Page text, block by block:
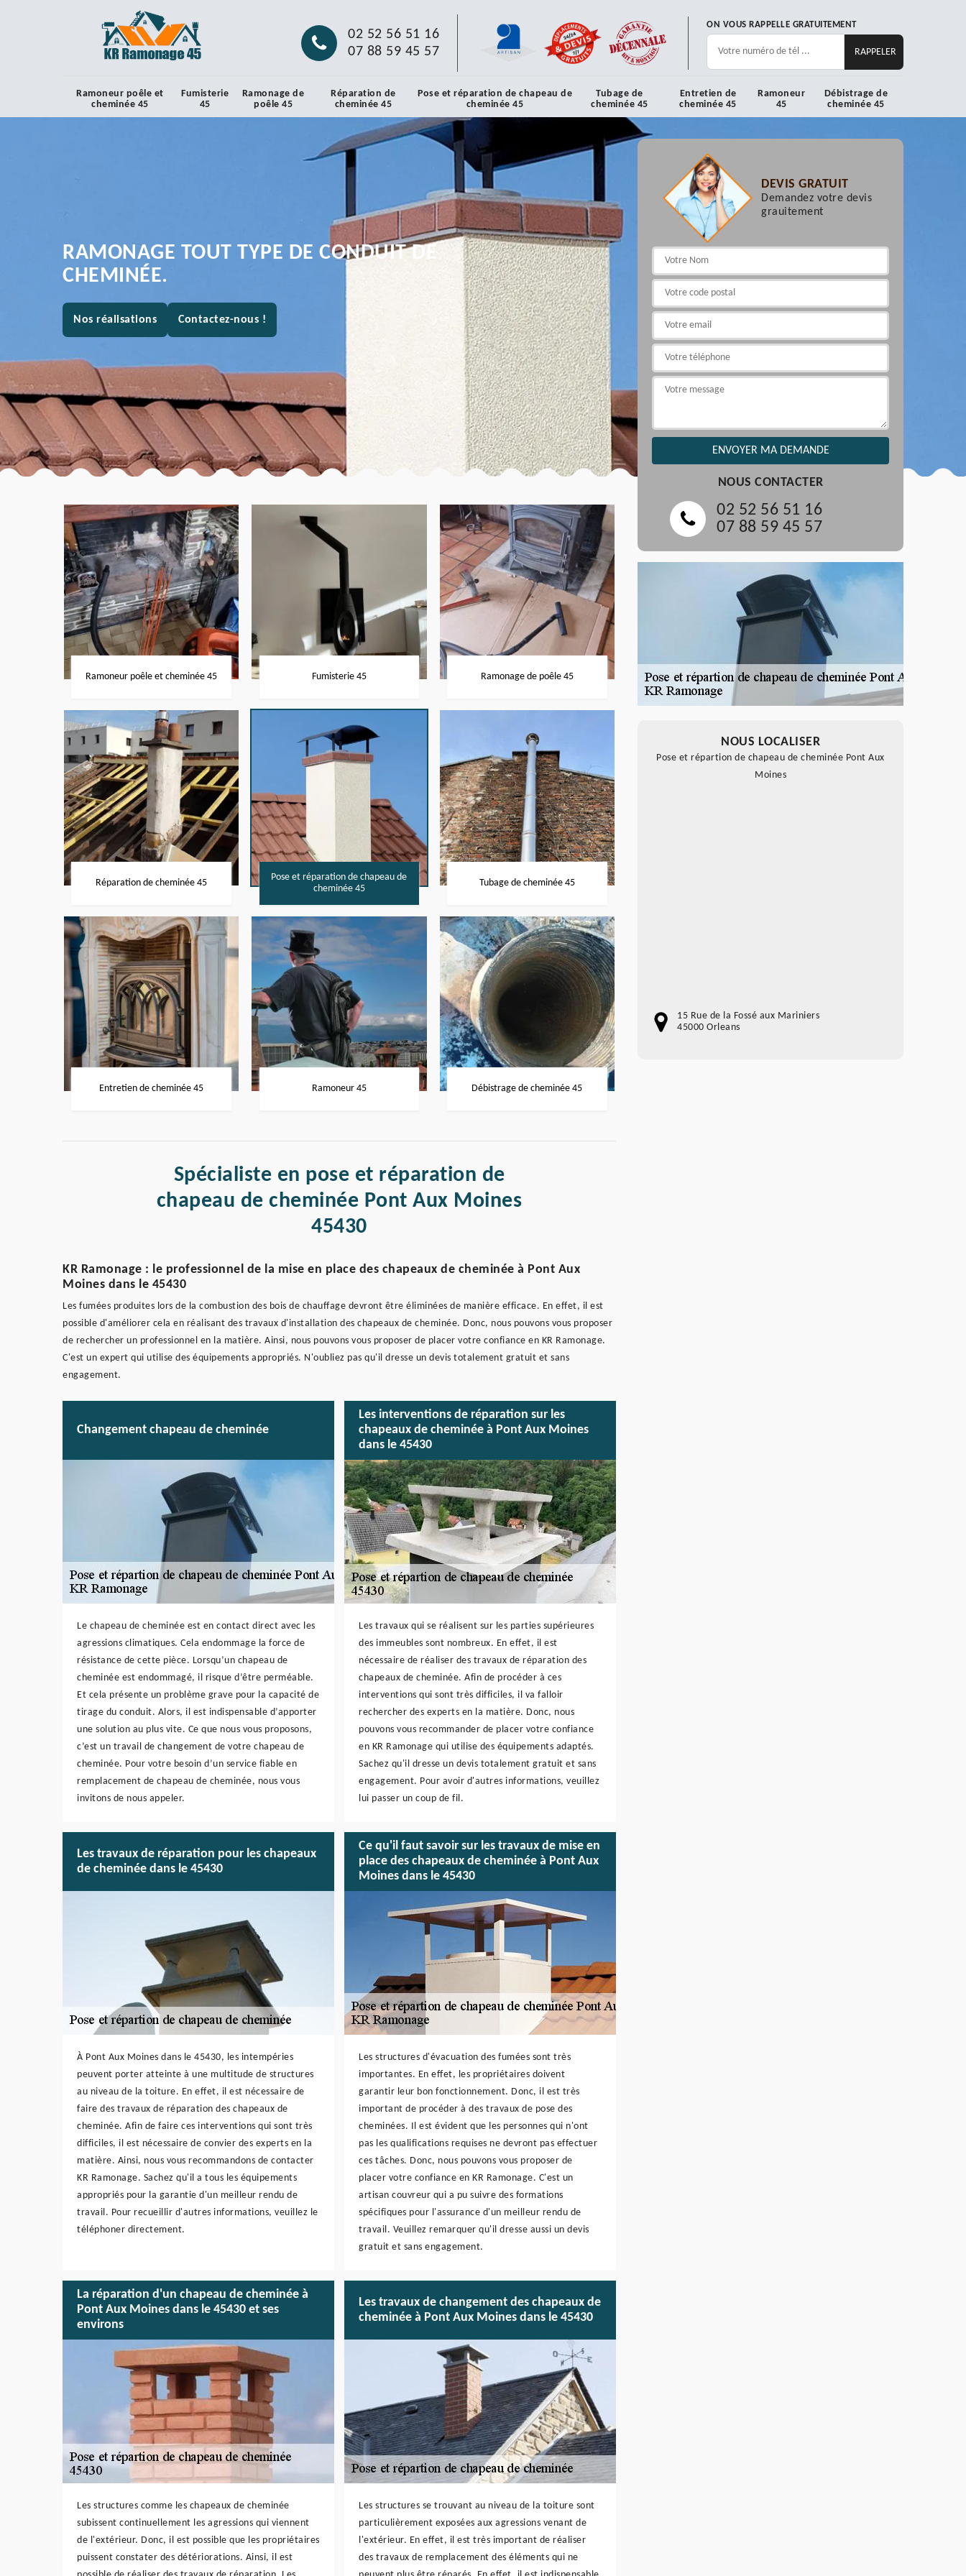
02 52 56 51 16
07 88 59 45 57
ON VOUS RAPPELLE GRATUITEMENT
Ramoneur poêle et
cheminée 45
Fumisterie
45
Ramonage de
poêle 45
Réparation de
cheminée 45
Pose et réparation de chapeau de
cheminée 45
Tubage de
cheminée 45
Entretien de
cheminée 45
Ramoneur
45
Débistrage de
cheminée 45
RAMONAGE TOUT TYPE DE CONDUIT DE
CHEMINÉE.
Nos réalisations Contactez-nous !
Ramoneur poêle et cheminée 45 Fumisterie 45 Ramonage de poêle 45
Réparation de cheminée 45
Pose et réparation de chapeau de
cheminée 45
Tubage de cheminée 45
Entretien de cheminée 45 Ramoneur 45 Débistrage de cheminée 45
Spécialiste en pose et réparation de
chapeau de cheminée Pont Aux Moines
45430
KR Ramonage : le professionnel de la mise en place des chapeaux de cheminée à Pont Aux
Moines dans le 45430
Les fumées produites lors de la combustion des bois de chauffage devront être éliminées de manière efficace. En effet, il est
possible d'améliorer cela en réalisant des travaux d'installation des chapeaux de cheminée. Donc, nous pouvons vous proposer
de rechercher un professionnel en la matière. Ainsi, nous pouvons vous proposer de placer votre confiance en KR Ramonage.
C'est un expert qui utilise des équipements appropriés. N'oubliez pas qu'il dresse un devis totalement gratuit et sans
engagement.
Changement chapeau de cheminée
Le chapeau de cheminée est en contact direct avec les
agressions climatiques. Cela endommage la force de
résistance de cette pièce. Lorsqu’un chapeau de
cheminée est endommagé, il risque d’être perméable.
Et cela présente un problème grave pour la capacité de
tirage du conduit. Alors, il est indispensable d’apporter
une solution au plus vite. Ce que nous vous proposons,
c’est un travail de changement de votre chapeau de
cheminée. Pour votre besoin d’un service fiable en
remplacement de chapeau de cheminée, nous vous
invitons de nous appeler.
Les interventions de réparation sur les
chapeaux de cheminée à Pont Aux Moines
dans le 45430
Les travaux qui se réalisent sur les parties supérieures
des immeubles sont nombreux. En effet, il est
nécessaire de réaliser des travaux de réparation des
chapeaux de cheminée. Afin de procéder à ces
interventions qui sont très difficiles, il va falloir
rechercher des experts en la matière. Donc, nous
pouvons vous recommander de placer votre confiance
en KR Ramonage qui utilise des équipements adaptés.
Sachez qu'il dresse un devis totalement gratuit et sans
engagement. Pour avoir d'autres informations, veuillez
lui passer un coup de fil.
Les travaux de réparation pour les chapeaux
de cheminée dans le 45430
À Pont Aux Moines dans le 45430, les intempéries
peuvent porter atteinte à une multitude de structures
au niveau de la toiture. En effet, il est nécessaire de
faire des travaux de réparation des chapeaux de
cheminée. Afin de faire ces interventions qui sont très
difficiles, il est nécessaire de convier des experts en la
matière. Ainsi, nous vous recommandons de contacter
KR Ramonage. Sachez qu'il a tous les équipements
appropriés pour la garantie d'un meilleur rendu de
travail. Pour recueillir d'autres informations, veuillez le
téléphoner directement.
Ce qu'il faut savoir sur les travaux de mise en
place des chapeaux de cheminée à Pont Aux
Moines dans le 45430
Les structures d'évacuation des fumées sont très
importantes. En effet, les propriétaires doivent
garantir leur bon fonctionnement. Donc, il est très
important de procéder à des travaux de pose des
cheminées. Il est évident que les personnes qui n'ont
pas les qualifications requises ne devront pas effectuer
ces tâches. Donc, nous pouvons vous proposer de
placer votre confiance en KR Ramonage. C'est un
artisan couvreur qui a pu suivre des formations
spécifiques pour l'assurance d'un meilleur rendu de
travail. Veuillez remarquer qu'il dresse aussi un devis
gratuit et sans engagement.
La réparation d'un chapeau de cheminée à
Pont Aux Moines dans le 45430 et ses
environs
Les structures comme les chapeaux de cheminée
subissent continuellement les agressions qui viennent
de l'extérieur. Donc, il est possible que les propriétaires
puissent constater des détériorations. Ainsi, il est
Les travaux de changement des chapeaux de
cheminée à Pont Aux Moines dans le 45430
Les structures se trouvant au niveau de la toiture sont
particulièrement exposées aux agressions venant de
l'extérieur. En effet, il est très important de réaliser
des travaux de remplacement des éléments qui ne
DEVIS GRATUIT
Demandez votre devis
grauitement
NOUS CONTACTER
02 52 56 51 16
07 88 59 45 57
NOUS LOCALISER
Pose et répartion de chapeau de cheminée Pont Aux
Moines
15 Rue de la Fossé aux Mariniers
45000 Orleans